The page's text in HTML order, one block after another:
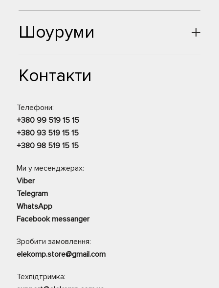
Шоуруми
Контакти
Телефони:
+380 99 519 15 15
+380 93 519 15 15
+380 98 519 15 15
Ми у месенджерах:
Viber
Telegram
WhatsApp
Facebook messanger
Зробити замовлення:
elekomp.store@gmail.com
Техпідтримка: